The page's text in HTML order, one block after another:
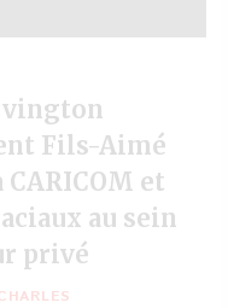
Fils-Aimé
et
au sein
privé